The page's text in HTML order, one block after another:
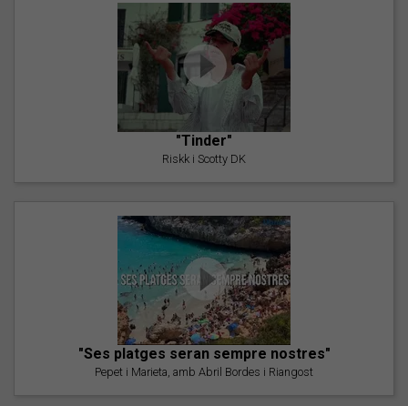
"Tinder"
Riskk i Scotty DK
"Ses platges seran sempre nostres"
Pepet i Marieta, amb Abril Bordes i Riangost